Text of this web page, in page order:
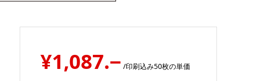
¥1,087.− /印刷込み50枚の単価